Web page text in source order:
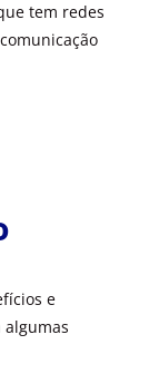
tem redes
e